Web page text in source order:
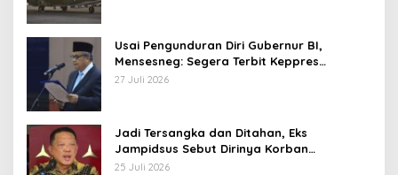
Usai Pengunduran Diri Gubernur BI,
Mensesneg: Segera Terbit Keppres
Pemberhentian dengan Hormat
27 Juli 2026
Jadi Tersangka dan Ditahan, Eks
Jampidsus Sebut Dirinya Korban
Kriminalisasi
25 Juli 2026